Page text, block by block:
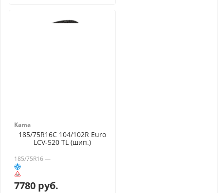
Kama
185/75R16C 104/102R Euro
LCV-520 TL (шип.)
185/75R16 —
7780 руб.